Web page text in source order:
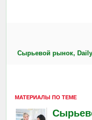
Сырьевой рынок, Daily
МАТЕРИАЛЫ ПО ТЕМЕ